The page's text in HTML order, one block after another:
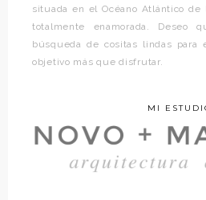
situada en el Océano Atlántico
totalmente enamorada. Deseo
búsqueda de cositas lindas para
objetivo más que disfrutar.
MI